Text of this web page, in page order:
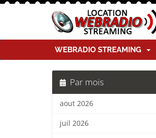
WEBRADIO STREAMING
Par mois
aout 2026
juil 2026